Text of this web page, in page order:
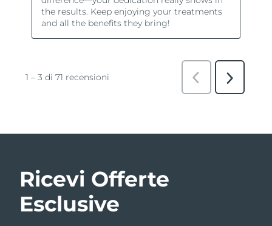
Ricevi Offerte
Esclusive